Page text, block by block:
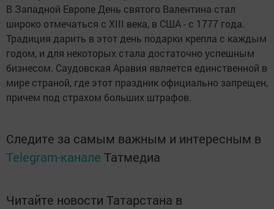
В Западной Европе День святого Валентина стал
широко отмечаться с XIII века, в США - с 1777 года.
Традиция дарить в этот день подарки крепла с каждым
годом, и для некоторых стала достаточно успешным
бизнесом. Саудовская Аравия является единственной в
мире страной, где этот праздник официально запрещен,
причем под страхом больших штрафов.
Следите за самым важным и интересным в
Telegram-канале Татмедиа
Читайте новости Татарстана в